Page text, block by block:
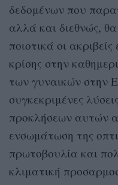
δεδομένων που
αλλά και διεθνώς,
ποιοτικά οι
κρίσης στην
των γυναικών στην
συγκεκριμένες
προκλήσεων αυτών
ενσωμάτωση της
πρωτοβουλία και
κλιματική